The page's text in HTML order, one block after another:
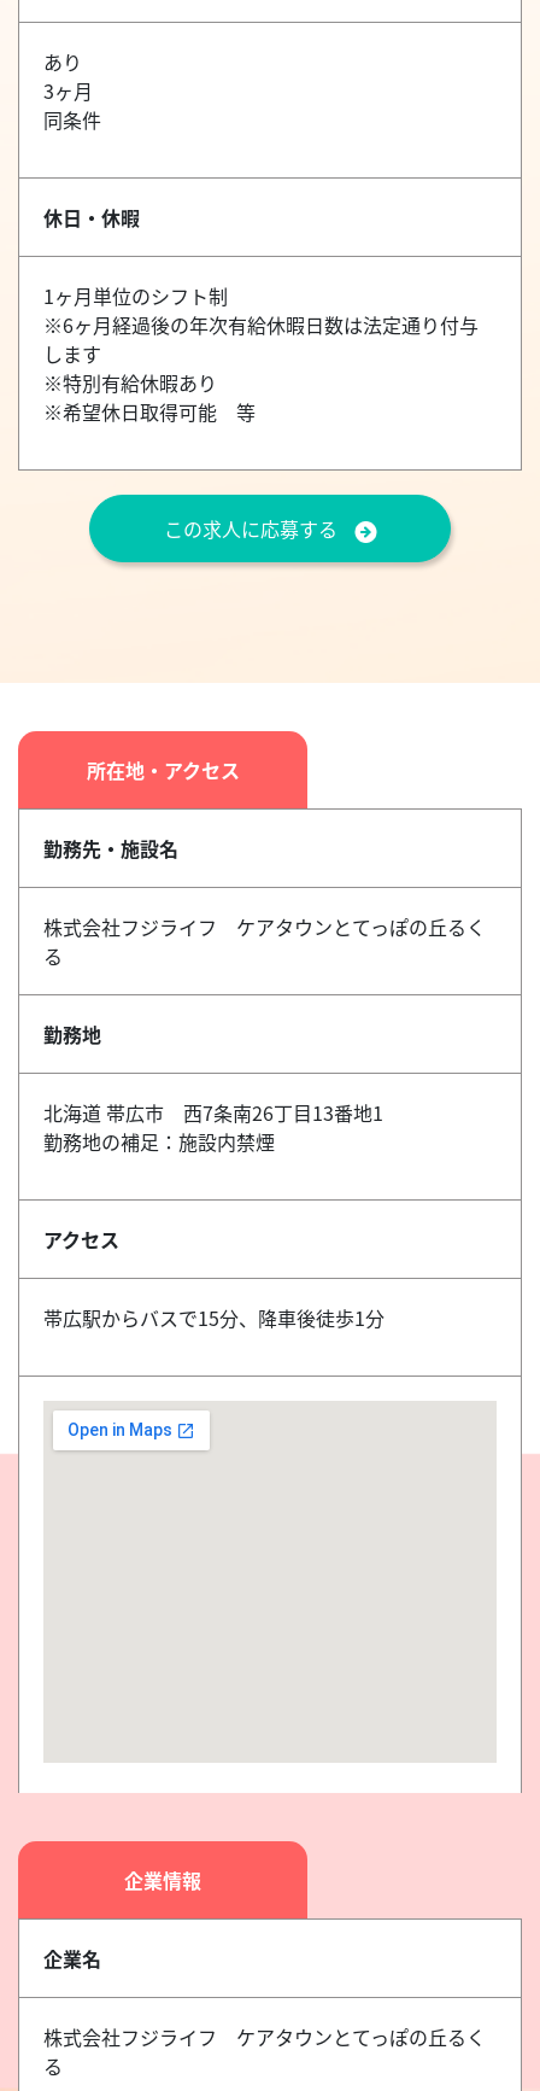
あり
3ヶ月
同条件
休日・休暇
1ヶ月単位のシフト制
※6ヶ月経過後の年次有給休暇日数は法定通り付与
します
※特別有給休暇あり
※希望休日取得可能 等
この求人に応募する
所在地・アクセス
勤務先・施設名
株式会社フジライフ ケアタウンとてっぽの丘るく
る
勤務地
北海道 帯広市 西7条南26丁目13番地1
勤務地の補足：施設内禁煙
アクセス
帯広駅からバスで15分、降車後徒歩1分
企業情報
企業名
株式会社フジライフ ケアタウンとてっぽの丘るく
る